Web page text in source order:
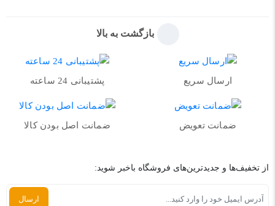
بازگشت به بالا
ارسال سریع پشتیبانی 24 ساعته
ضمانت تعویض ضمانت اصل بودن کالا
از تخفیف‌ها و جدیدترین‌های فروشگاه باخبر شوید: